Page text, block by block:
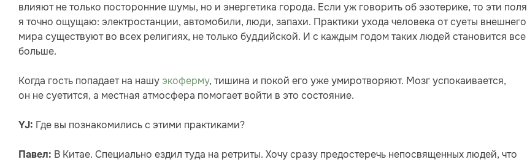
влияют не только посторонние шумы, но и энергетика города. Если уж говорить об эзотерике, то эти поля
я точно ощущаю: электростанции, автомобили, люди, запахи. Практики ухода человека от суеты внешнего
мира существуют во всех религиях, не только буддийской. И с каждым годом таких людей становится все
больше.
Когда гость попадает на нашу экоферму, тишина и покой его уже умиротворяют. Мозг успокаивается,
он не суетится, а местная атмосфера помогает войти в это состояние.
YJ: Где вы познакомились с этими практиками?
Павел: В Китае. Специально ездил туда на ретриты. Хочу сразу предостеречь непосвященных людей, что